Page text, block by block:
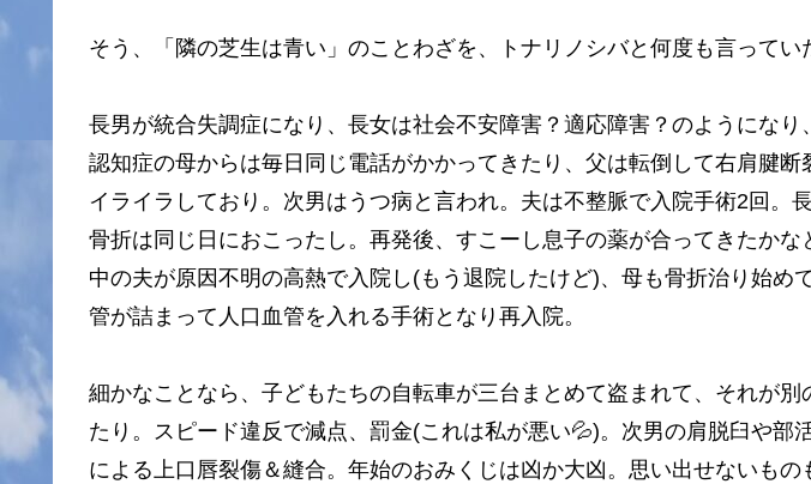
そう、「隣の芝生は青い」のことわざを、トナリノシバと何度も言ってい
長男が統合失調症になり、長女は社会不安障害？適応障害？のようになり
認知症の母からは毎日同じ電話がかかってきたり、父は転倒して右肩腱断
イライラしており。次男はうつ病と言われ。夫は不整脈で入院手術2回。
骨折は同じ日におこったし。再発後、すこーし息子の薬が合ってきたかな
中の夫が原因不明の高熱で入院し(もう退院したけど)、母も骨折治り始め
管が詰まって人口血管を入れる手術となり再入院。
細かなことなら、子どもたちの自転車が三台まとめて盗まれて、それが別
たり。スピード違反で減点、罰金(これは私が悪い💦‬)。次男の肩脱臼や部
による上口唇裂傷＆縫合。年始のおみくじは凶か大凶。思い出せないもの